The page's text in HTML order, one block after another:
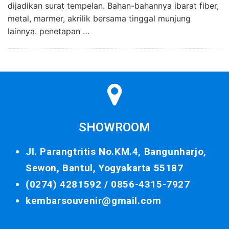
dijadikan surat tempelan. Bahan-bahannya ibarat fiber,
metal, marmer, akrilik bersama tinggal munjung
lainnya. penetapan …
SHOWROOM
Jl. Parangtritis No.KM.4, Bangunharjo,
Sewon, Bantul, Yogyakarta 55187
(0274) 4281592 / 0856-4315-7927
kembarsouvenir@gmail.com